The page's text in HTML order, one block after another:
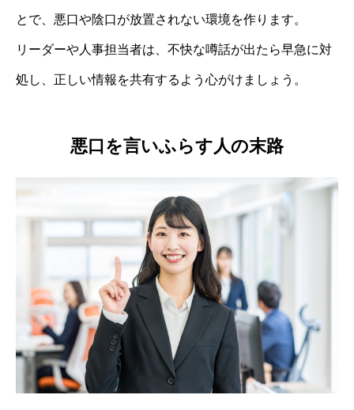
とで、悪口や陰口が放置されない環境を作ります。
リーダーや人事担当者は、不快な噂話が出たら早急に対
処し、正しい情報を共有するよう心がけましょう。
悪口を言いふらす人の末路